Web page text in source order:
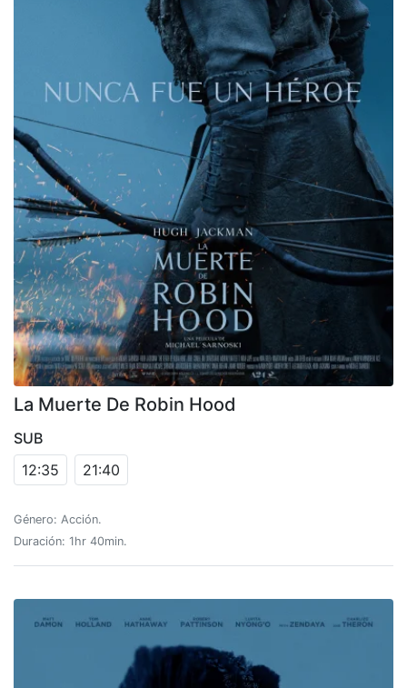
La Muerte De Robin Hood
SUB
12:35
21:40
Género: Acción.
Duración: 1hr 40min.